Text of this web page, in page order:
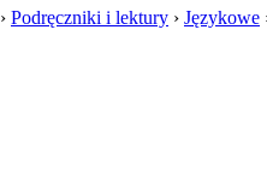
› Podręczniki i lektury › Językowe